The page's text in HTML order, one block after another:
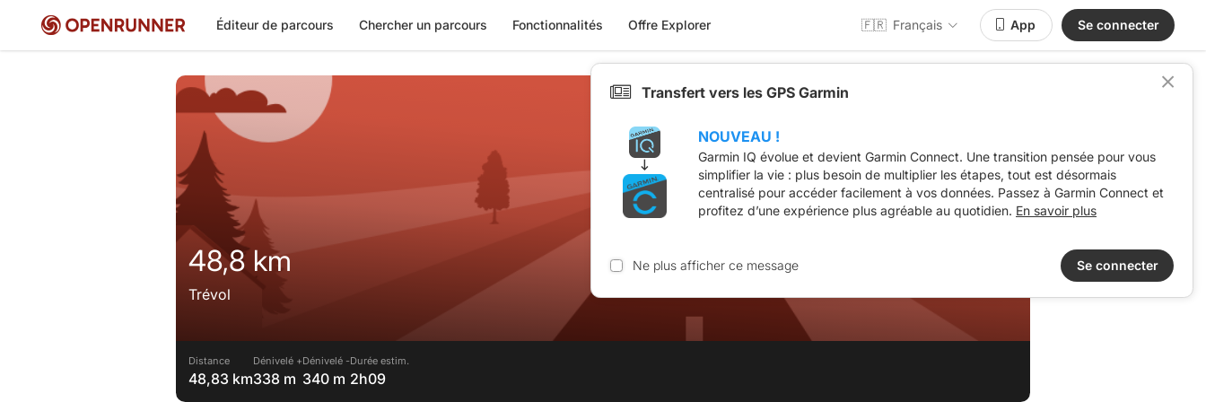
Éditeur de parcours Chercher un parcours Fonctionnalités Offre Explorer 🇫🇷 Français App Se connecter
48,8 km
Trévol
Distance
48,83 km
Dénivelé +
338 m
Dénivelé -
340 m
Durée estim.
2h09
Transfert vers les GPS Garmin
NOUVEAU !
Garmin IQ évolue et devient Garmin Connect. Une transition pensée pour vous
simplifier la vie : plus besoin de multiplier les étapes, tout est désormais
centralisé pour accéder facilement à vos données. Passez à Garmin Connect et
profitez d’une expérience plus agréable au quotidien. En savoir plus
Ne plus afficher ce message Se connecter